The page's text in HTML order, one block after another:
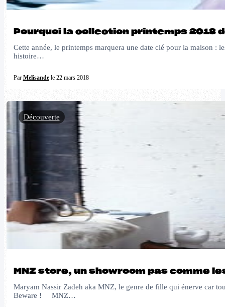
Pourquoi la collection printemps 2018
Cette année, le printemps marquera une date clé pour la maison :
histoire…
Par Melisandele 22 mars 2018
MNZ store, un showroom pas comme
Maryam Nassir Zadeh aka MNZ, le genre de fille qui énerve car
Beware ! MNZ…
Découverte